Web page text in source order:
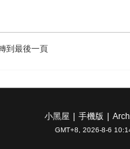
到最後一頁
小黑屋 手機版
GMT+8, 2026-8-6